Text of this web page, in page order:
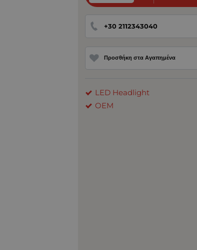
+30 2112343040
Προσθήκη στα Αγαπημένα
LED Headlight
OEM